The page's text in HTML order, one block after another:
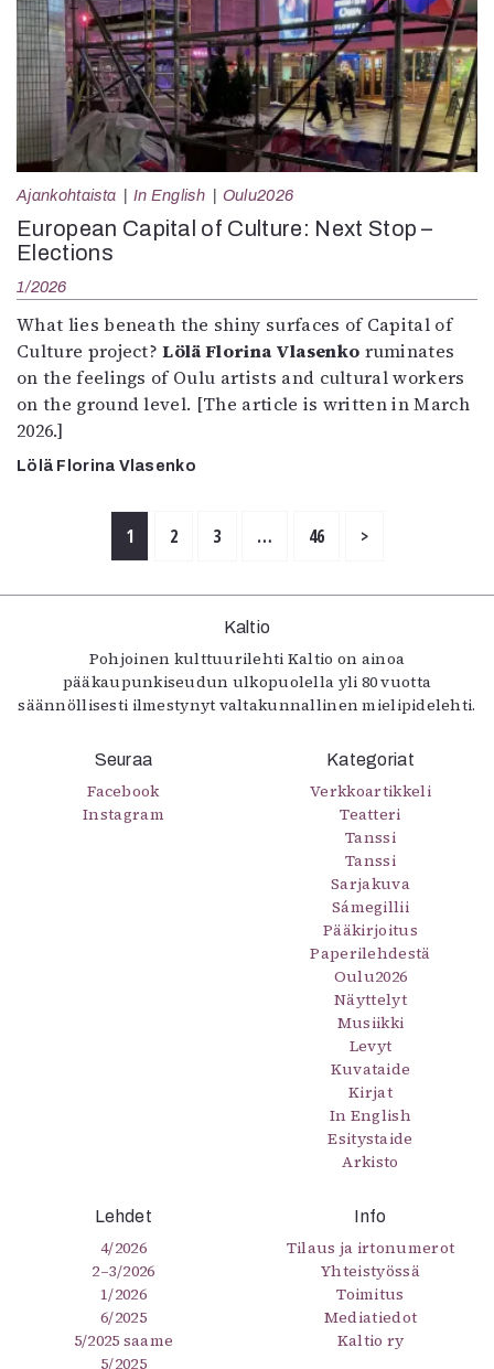
Ajankohtaista In English Oulu2026
European Capital of Culture: Next Stop –
Elections
1/2026
What lies beneath the shiny surfaces of Capital of
Culture project?Lölä Florina Vlasenko ruminates
on the feelings of Oulu artists and cultural workers
on the ground level. [The article is written in March
2026.]
Lölä Florina Vlasenko
1 2 3 … 46 >
Kaltio
Pohjoinen kulttuurilehti Kaltio on ainoa
pääkaupunkiseudun ulkopuolella yli 80 vuotta
säännöllisesti ilmestynyt valtakunnallinen mielipidelehti.
Seuraa
Facebook
Instagram
Kategoriat
Verkkoartikkeli
Teatteri
Tanssi
Tanssi
Sarjakuva
Sámegillii
Pääkirjoitus
Paperilehdestä
Oulu2026
Näyttelyt
Musiikki
Levyt
Kuvataide
Kirjat
In English
Esitystaide
Arkisto
Lehdet
4/2026
2–3/2026
1/2026
6/2025
5/2025 saame
5/2025
Info
Tilaus ja irtonumerot
Yhteistyössä
Toimitus
Mediatiedot
Kaltio ry